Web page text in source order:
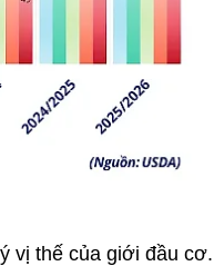
vị thế của giới đầu cơ.